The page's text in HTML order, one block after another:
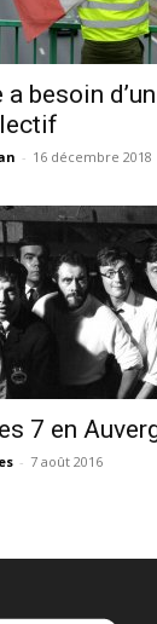
a besoin
- 16 décembre 2018
7 en
- 7 août 2016